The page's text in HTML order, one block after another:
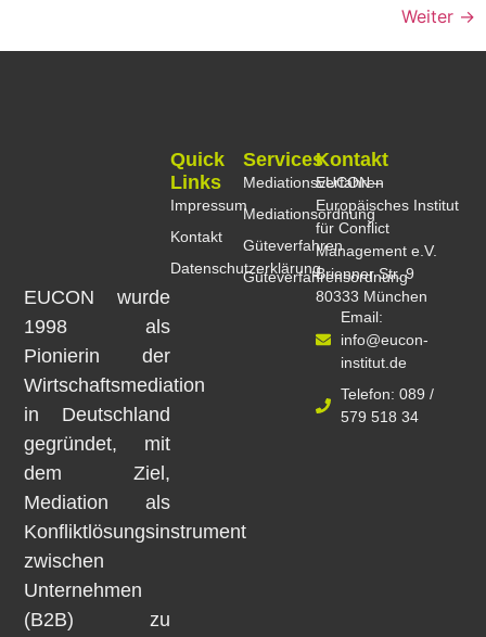
Weiter →
EUCON wurde
1998 als
Pionierin der
Wirtschaftsmediation
in Deutschland
gegründet, mit
dem Ziel,
Mediation als
Konfliktlösungsinstrument
zwischen
Unternehmen
(B2B) zu
Services
Mediationsverfahren
Mediationsordnung
Güteverfahren
Güteverfahrensordnung
Quick
Links
Impressum
Kontakt
Datenschutzerklärung
Kontakt
EUCON –
Europäisches Institut
für Conflict
Management e.V.
Brienner Str. 9
80333 München
Email:
info@eucon-
institut.de
Telefon: 089 /
579 518 34